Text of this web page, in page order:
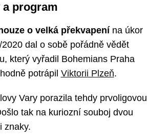
a program
o velká překvapenína úkor
dal o sobě pořádně vědět
který vyřadil Bohemians Praha
potrápil Viktorii Plzeň.
Vary porazila tehdy prvoligovou
tak na kuriozní souboj dvou
znaky.